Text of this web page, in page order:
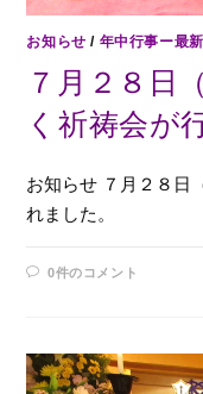
お知らせ / 年中行事ー最
７月２８日
く祈祷会が
お知らせ ７月２８日
れました。
0件のコメント